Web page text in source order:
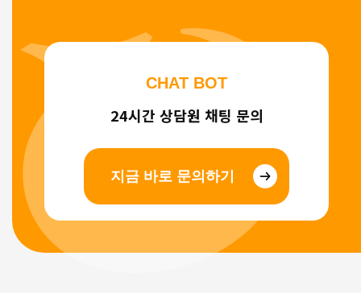
CHAT BOT
24시간 상담원 채팅 문의
지금 바로 문의하기